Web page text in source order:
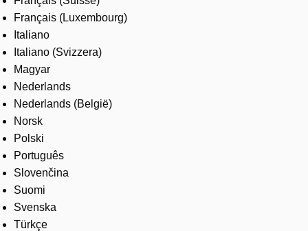
Français (Luxembourg)
Italiano
Italiano (Svizzera)
Magyar
Nederlands
Nederlands (België)
Norsk
Polski
Português
Slovenčina
Suomi
Svenska
Türkçe